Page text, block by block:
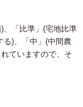
、「比準」(宅地比準
る)、「中」(中間農
ていますので、そ